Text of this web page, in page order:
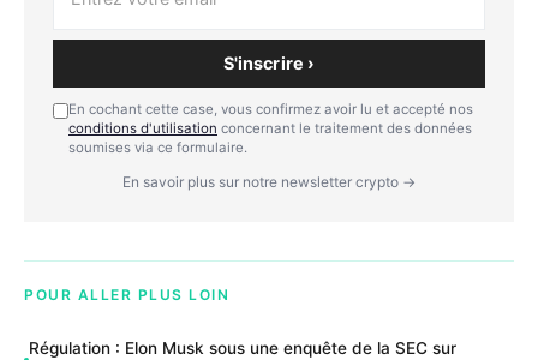
S'inscrire ›
En cochant cette case, vous confirmez avoir lu et accepté nos
conditions d'utilisation concernant le traitement des données
soumises via ce formulaire.
En savoir plus sur notre newsletter crypto →
POUR ALLER PLUS LOIN
Régulation : Elon Musk sous une enquête de la SEC sur